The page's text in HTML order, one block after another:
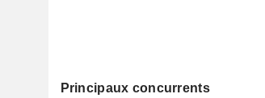
Principaux concurrents